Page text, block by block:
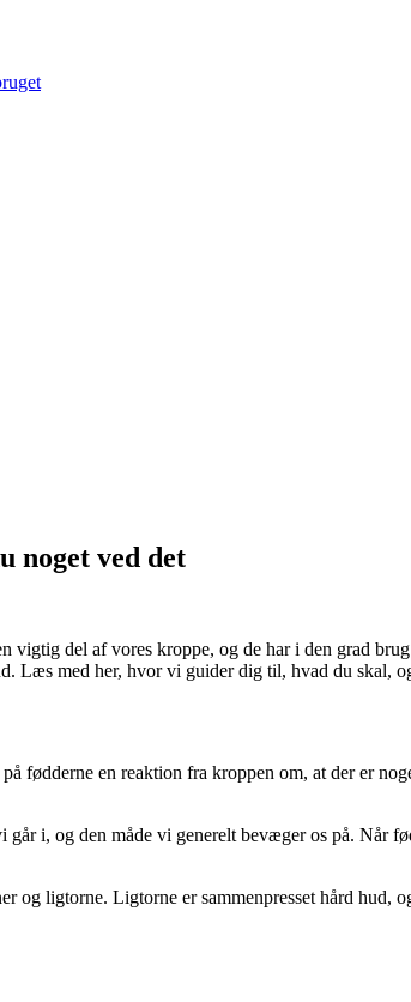
noget ved det
vigtig del af vores kroppe, og de har i den grad
Læs med her, hvor vi guider dig til, hvad du skal,
fødderne en reaktion fra kroppen om, at der er
i, og den måde vi generelt bevæger os på. Når
ligtorne. Ligtorne er sammenpresset hård hud,